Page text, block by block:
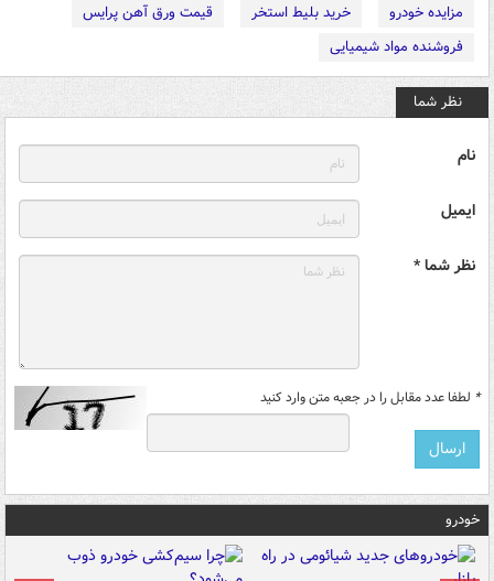
مزایده خودرو
خرید بلیط استخر
قیمت ورق آهن پرایس
فروشنده مواد شیمیایی
نظر شما
نام
ایمیل
نظر شما *
* لطفا عدد مقابل را در جعبه متن وارد کنید
خودرو